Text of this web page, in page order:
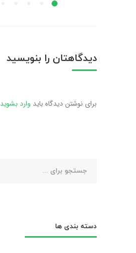
کفپوش
مقایسه
دیدگاهتان را بنویسید
برای نوشتن دیدگاه باید وارد بشوید
دسته بندی ها